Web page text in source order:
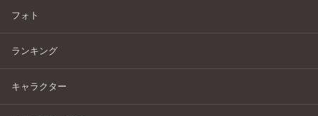
フォト
ランキング
キャラクター